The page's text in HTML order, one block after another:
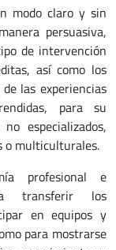
modo claro y sin
persuasiva,
de intervención
así como los
las experiencias
para su
especializados,
o multiculturales.
profesional e
transferir los
en equipos y
para mostrarse